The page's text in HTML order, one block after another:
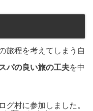
旅程を考えてしまう自
パの良い旅の工夫を中
グ村に参加しました。